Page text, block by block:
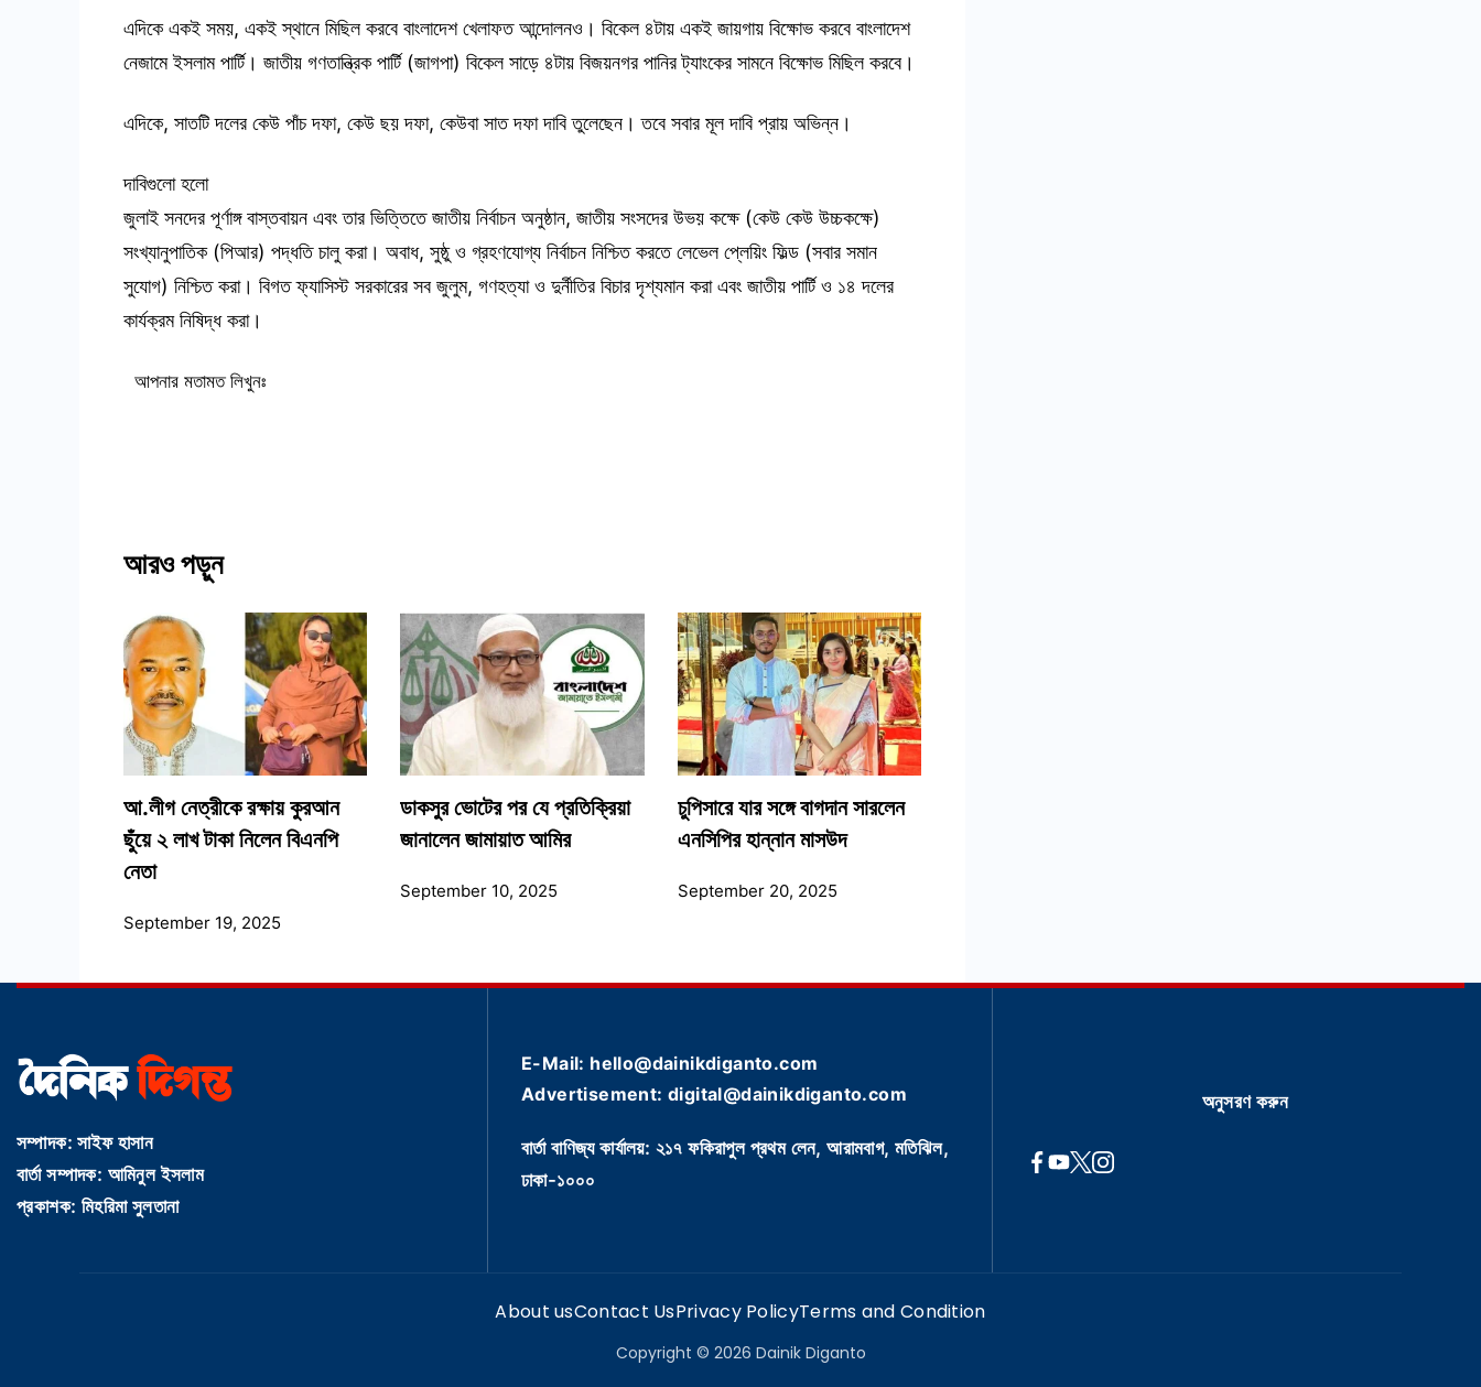
এদিকে একই সময়, একই স্থানে মিছিল করবে বাংলাদেশ খেলাফত আন্দোলনও। বিকেল ৪টায় একই জায়গায় বিক্ষোভ করবে বাংলাদেশ
নেজামে ইসলাম পার্টি। জাতীয় গণতান্ত্রিক পার্টি (জাগপা) বিকেল সাড়ে ৪টায় বিজয়নগর পানির ট্যাংকের সামনে বিক্ষোভ মিছিল করবে।
এদিকে, সাতটি দলের কেউ পাঁচ দফা, কেউ ছয় দফা, কেউবা সাত দফা দাবি তুলেছেন। তবে সবার মূল দাবি প্রায় অভিন্ন।
দাবিগুলো হলো
জুলাই সনদের পূর্ণাঙ্গ বাস্তবায়ন এবং তার ভিত্তিতে জাতীয় নির্বাচন অনুষ্ঠান, জাতীয় সংসদের উভয় কক্ষে (কেউ কেউ উচ্চকক্ষে)
সংখ্যানুপাতিক (পিআর) পদ্ধতি চালু করা। অবাধ, সুষ্ঠু ও গ্রহণযোগ্য নির্বাচন নিশ্চিত করতে লেভেল প্লেয়িং ফিল্ড (সবার সমান
সুযোগ) নিশ্চিত করা। বিগত ফ্যাসিস্ট সরকারের সব জুলুম, গণহত্যা ও দুর্নীতির বিচার দৃশ্যমান করা এবং জাতীয় পার্টি ও ১৪ দলের
কার্যক্রম নিষিদ্ধ করা।
আপনার মতামত লিখুনঃ
আরও পড়ুন
আ.লীগ নেত্রীকে রক্ষায় কুরআন
ছুঁয়ে ২ লাখ টাকা নিলেন বিএনপি
নেতা
September 19, 2025
ডাকসুর ভোটের পর যে প্রতিক্রিয়া
জানালেন জামায়াত আমির
September 10, 2025
চুপিসারে যার সঙ্গে বাগদান সারলেন
এনসিপির হান্নান মাসউদ
September 20, 2025
সম্পাদক: সাইফ হাসান
বার্তা সম্পাদক: আমিনুল ইসলাম
প্রকাশক: মিহরিমা সুলতানা
E-Mail: hello@dainikdiganto.com
Advertisement: digital@dainikdiganto.com
বার্তা বাণিজ্য কার্যালয়: ২১৭ ফকিরাপুল প্রথম লেন, আরামবাগ, মতিঝিল,
ঢাকা-১০০০
অনুসরণ করুন
About usContact UsPrivacy PolicyTerms and Condition
Copyright © 2026 Dainik Diganto